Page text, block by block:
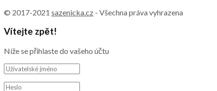
© 2017-2021 sazenicka.cz - Všechna práva vyhrazena
Vítejte zpět!
Níže se přihlaste do vašeho účtu